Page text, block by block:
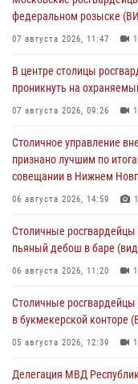
федеральном розыске
07 августа 2026, 11:47 1
В центре столицы
проникнуть на
07 августа 2026, 09:26 1
Столичное управление
признано лучшим по
совещании в Нижнем
06 августа 2026, 14:59
Столичные
пьяный дебош в баре
06 августа 2026, 11:20 1
Столичные
в букмекерской конторе
05 августа 2026, 12:39 1
Делегация МВД